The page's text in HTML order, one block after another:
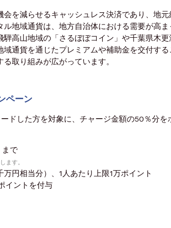
を減らせるキャッシュレス決済であり、地元
地域通貨は、地方自治体における需要が高ま
高山地域の「さるぼぼコイン」や千葉県木更
通貨を通じたプレミアムや補助金を交付する
取り組みが広がっています。
ペーン
ドした方を対象に、チャージ金額の50％分を
まで
ます。
円相当分）、1人あたり上限1万ポイント
イントを付与